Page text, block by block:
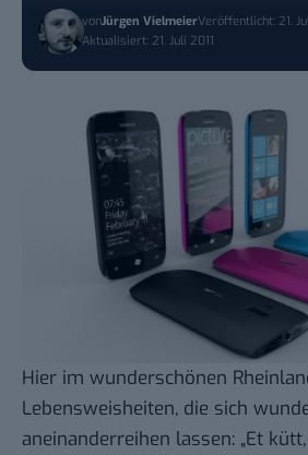
vonJürgen VielmeierVeröffentlicht: 21.
Aktualisiert: 21. Juli 2011
Hier im wunderschönen
Lebensweisheiten, die sich
aneinanderreihen lassen: „Et